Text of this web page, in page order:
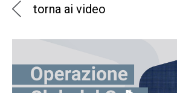
torna ai video